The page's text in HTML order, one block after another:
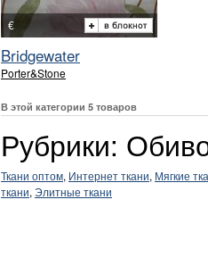
€
Bridgewater
Porter&Stone
В этой категории 5 товаров
Рубрики:
Ткани оптом, Интернет ткани, Мягкие
ткани, Элитные ткани